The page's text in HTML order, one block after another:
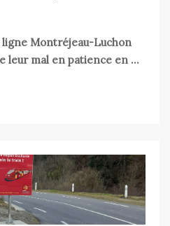
ligne Montréjeau-Luchon
leur mal en patience en …